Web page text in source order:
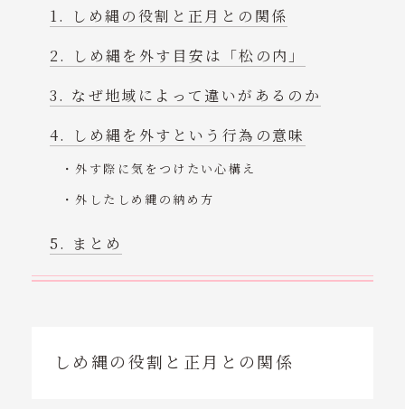
しめ縄の役割と正月との関係
しめ縄を外す目安は「松の内」
なぜ地域によって違いがあるのか
しめ縄を外すという行為の意味
外す際に気をつけたい心構え
外したしめ縄の納め方
まとめ
しめ縄の役割と正月との関係